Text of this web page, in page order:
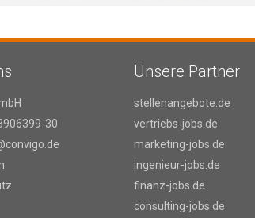
30
Unsere Partner
stellenangebote.de
vertriebs-jobs.de
marketing-jobs.de
ingenieur-jobs.de
finanz-jobs.de
consulting-jobs.de